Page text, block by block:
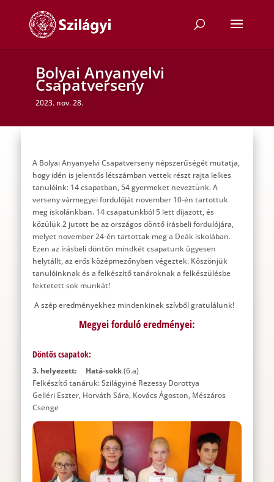
Bolyai Anyanyelvi
Csapatverseny
2023. nov. 28.
A Bolyai Anyanyelvi Csapatverseny népszerűségét mutatja,
hogy idén is jelentős létszámban vettek részt rajta lelkes
tanulóink: 14 csapatban, 54 gyermeket neveztünk. A
verseny vármegyei fordulóját november 10-én tartottuk
meg iskolánkban. 14 csapatunkból 5 lett díjazott, és
közülük 2 jutott be az országos döntő írásbeli fordulójára,
melyet november 24-én tartottak meg a Deák iskolában.
Ezen az írásbeli döntőn mindkét csapatunk ügyesen
helytállt, az erős középmezőnyben végeztek. Köszönjük
tanulóinknak és a felkészítő tanároknak a felkészülésbe
fektetett sok munkát!
A szép eredményekhez mindenkinek szívből gratulálunk!
Megyei forduló eredményei:
Döntős csapatok:
3. helyezett: Hatá-sokk(6.a)
Felkészítő tanáruk: Szilágyiné Rezessy Dorottya
Gelléri Eszter, Horváth Sára, Kovács Ágoston, Mészáros
Csenge